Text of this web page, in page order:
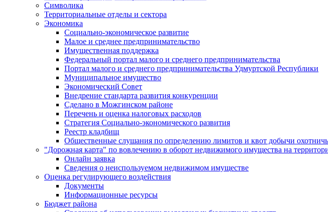
Символика
Территориальные отделы и сектора
Экономика
Социально-экономическое развитие
Малое и среднее предпринимательство
Имущественная поддержка
Федеральный портал малого и среднего предпринимательства
Портал малого и среднего предпринимательства Удмуртской Республики
Муниципальное имущество
Экономический Совет
Внедрение стандарта развития конкуренции
Сделано в Можгинском районе
Перечень и оценка налоговых расходов
Стратегия Социально-экономического развития
Реестр кладбищ
Общественные слушания по определению лимитов и квот добычи
"Дорожная карта" по вовлечению в оборот недвижимого имущества на
Онлайн заявка
Сведения о неиспользуемом недвижимом имуществе
Оценка регулирующего воздействия
Документы
Информационные ресурсы
Бюджет района